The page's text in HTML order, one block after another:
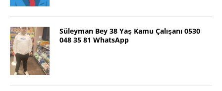
Süleyman Bey 38 Yaş Kamu Çalışanı 0530
048 35 81 WhatsApp